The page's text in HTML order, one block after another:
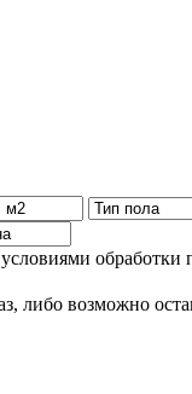
обработки
либо возможно